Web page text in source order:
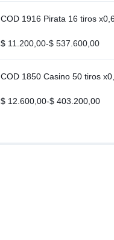
COD 1916 Pirata 16 tiros
$ 11.200,00-$ 537.600,00
COD 1850 Casino 50 tiros
$ 12.600,00-$ 403.200,00